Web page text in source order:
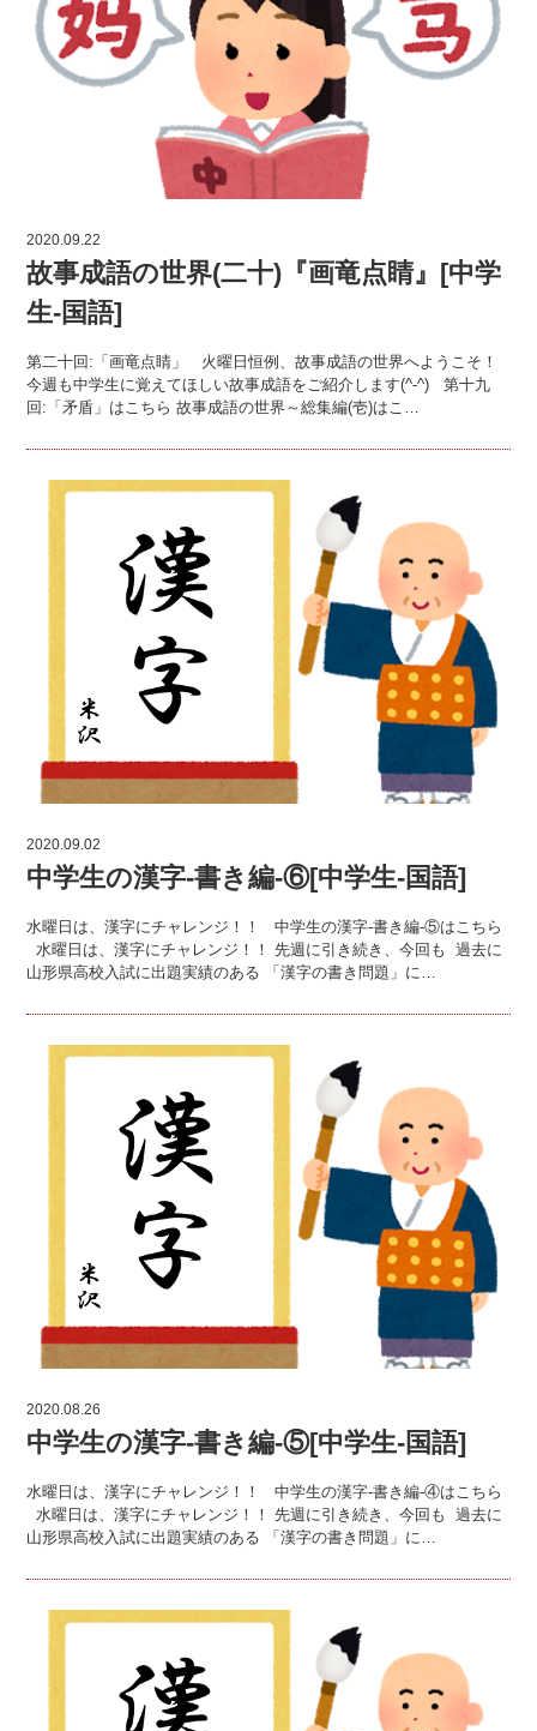
2020.09.22
故事成語の世界(二十)『画竜点睛』[中学
生-国語]
第二十回:「画竜点睛」 火曜日恒例、故事成語の世界へようこそ！
今週も中学生に覚えてほしい故事成語をご紹介します(^-^) 第十九
回:「矛盾」はこちら 故事成語の世界～総集編(壱)はこ…
2020.09.02
中学生の漢字-書き編-⑥[中学生-国語]
水曜日は、漢字にチャレンジ！！ 中学生の漢字-書き編-⑤はこちら
水曜日は、漢字にチャレンジ！！ 先週に引き続き、今回も 過去に
山形県高校入試に出題実績のある 「漢字の書き問題」に…
2020.08.26
中学生の漢字-書き編-⑤[中学生-国語]
水曜日は、漢字にチャレンジ！！ 中学生の漢字-書き編-④はこちら
水曜日は、漢字にチャレンジ！！ 先週に引き続き、今回も 過去に
山形県高校入試に出題実績のある 「漢字の書き問題」に…